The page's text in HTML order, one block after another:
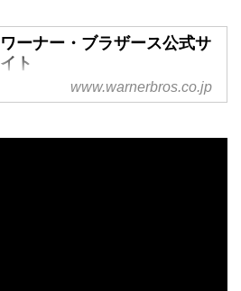
ワーナー・ブラザース公式サ
イト
ワーナー・ブラザース公式サイ
www.warnerbros.co.jp